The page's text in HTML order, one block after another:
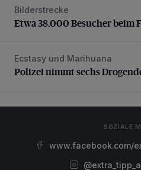
Etwa 38.000 Besucher beim
Bilderstrecke
Etwa 38.000 Besucher beim
Polizei nimmt sechs
Ecstasy und Marihuana
Polizei nimmt sechs
SOZIALE
www.facebook.com/